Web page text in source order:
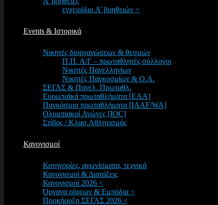
εγχειρίδιο Α’ βοηθειών <
Events & Ιστορικά
Νικητές διοργανώσεων & θεσμών
Π.Π. Α/Γ – πρωταθλητές σύλλογοι
Νικητές Πανελληνίων
Νικητές Παγκοσμίων & Ο.Α.
ΣΕΓΑΣ & Πανελ. Πρωταθλ.
Ευρωπαϊκά πρωταθλήματα [EAA]
Παγκόσμια πρωταθλήματα [IAAF/WA]
Ολυμπιακοί Αγώνες [IOC]
Στίβος / Κλασ.Αθλητισμός
Κανονισμοί
Κατηγορίες, αγωνίσματα, τεχνικά
Κανονισμοί & Διατάξεις
Κανονισμοί 2026 <
Όργανα ρίψεων & Εμπόδια <
Προκήρυξη ΣΕΓΑΣ 2026 <